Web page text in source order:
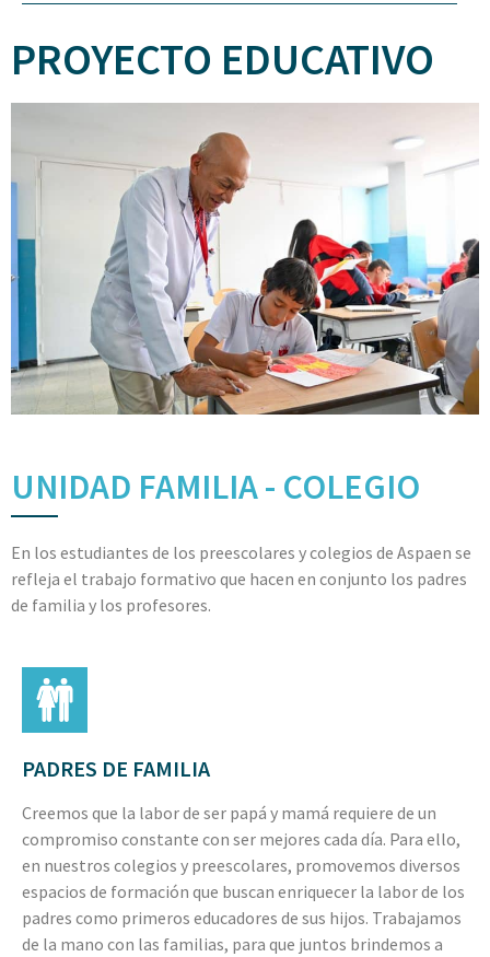
PROYECTO EDUCATIVO
UNIDAD FAMILIA - COLEGIO
En los estudiantes de los preescolares y colegios de Aspaen se
refleja el trabajo formativo que hacen en conjunto los padres
de familia y los profesores.
PADRES DE FAMILIA
Creemos que la labor de ser papá y mamá requiere de un
compromiso constante con ser mejores cada día. Para ello,
en nuestros colegios y preescolares, promovemos diversos
espacios de formación que buscan enriquecer la labor de los
padres como primeros educadores de sus hijos. Trabajamos
de la mano con las familias, para que juntos brindemos a